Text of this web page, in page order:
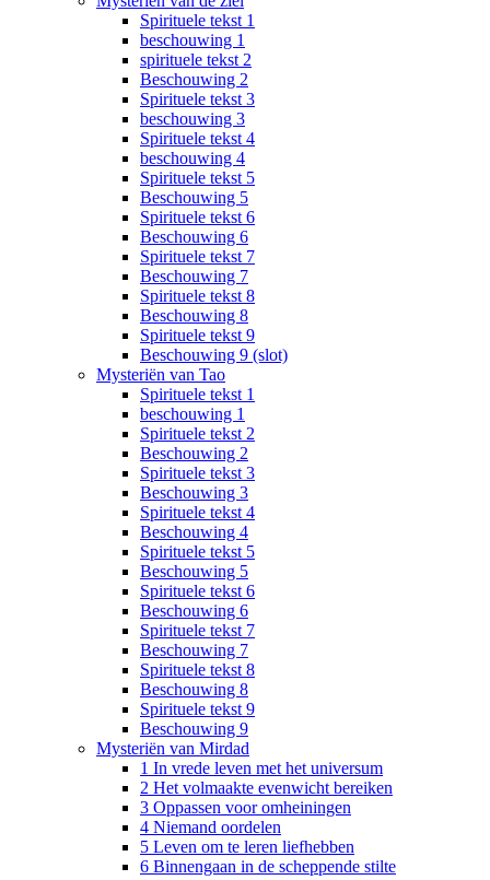
Spirituele tekst 1
beschouwing 1
spirituele tekst 2
Beschouwing 2
Spirituele tekst 3
beschouwing 3
Spirituele tekst 4
beschouwing 4
Spirituele tekst 5
Beschouwing 5
Spirituele tekst 6
Beschouwing 6
Spirituele tekst 7
Beschouwing 7
Spirituele tekst 8
Beschouwing 8
Spirituele tekst 9
Beschouwing 9 (slot)
Mysteriën van Tao
Spirituele tekst 1
beschouwing 1
Spirituele tekst 2
Beschouwing 2
Spirituele tekst 3
Beschouwing 3
Spirituele tekst 4
Beschouwing 4
Spirituele tekst 5
Beschouwing 5
Spirituele tekst 6
Beschouwing 6
Spirituele tekst 7
Beschouwing 7
Spirituele tekst 8
Beschouwing 8
Spirituele tekst 9
Beschouwing 9
Mysteriën van Mirdad
1 In vrede leven met het universum
2 Het volmaakte evenwicht bereiken
3 Oppassen voor omheiningen
4 Niemand oordelen
5 Leven om te leren liefhebben
6 Binnengaan in de scheppende stilte